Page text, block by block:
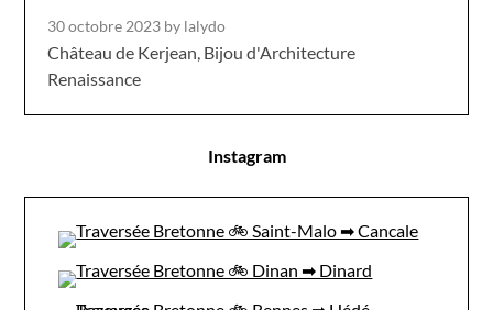
30 octobre 2023 by lalydo
Château de Kerjean, Bijou d'Architecture
Renaissance
Instagram